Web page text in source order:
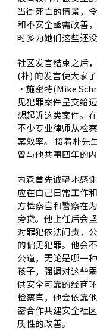
当街死亡的情景，
和不安全亟需改善
时多为她们这些还
社区发言结束之后
(朴) 的发言使大家
·施密特(Mike
见犯罪案件呈交给
想起诉这类案件。
不少专业律师从检
案效率。 接着朴先
曾与他共事四年的内
内森首先诚挚地感
应在自己日常工作
方检察官和警察在
旁贷。他上任后会
对罪犯依法问责，
的偏见犯罪。他会
公道，无论是哪一
孩子，强调对这些
供安全可靠的经商
检察官，他会依靠
密合作共建安全社
质性的改善。